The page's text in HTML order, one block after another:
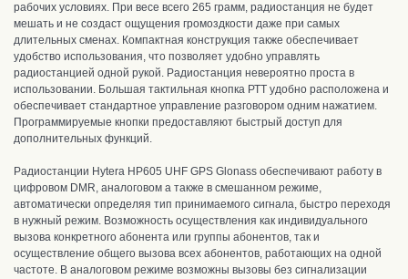
рабочих условиях. При весе всего 265 грамм, радиостанция не будет
мешать и не создаст ощущения громоздкости даже при самых
длительных сменах. Компактная конструкция также обеспечивает
удобство использования, что позволяет удобно управлять
радиостанцией одной рукой. Радиостанция невероятно проста в
использовании. Большая тактильная кнопка РТТ удобно расположена и
обеспечивает стандартное управление разговором одним нажатием.
Программируемые кнопки предоставляют быстрый доступ для
дополнительных функций.
Радиостанции Hytera HP605 UHF GPS Glonass обеспечивают работу в
цифровом DMR, аналоговом а также в смешанном режиме,
автоматически определяя тип принимаемого сигнала, быстро переходя
в нужный режим. Возможность осуществления как индивидуального
вызова конкретного абонента или группы абонентов, так и
осуществление общего вызова всех абонентов, работающих на одной
частоте. В аналоговом режиме возможны вызовы без сигнализации